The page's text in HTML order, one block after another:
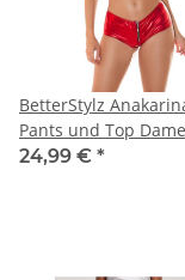
BetterStylz
Pants und Top
Rot (S/M)
24,99 € *